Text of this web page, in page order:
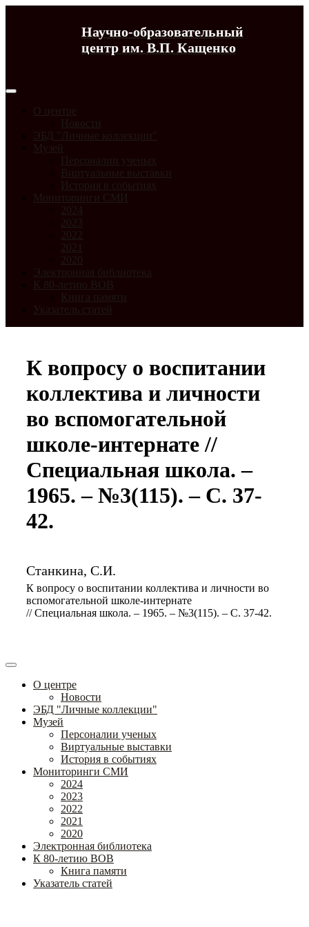
Научно-образовательный
центр им. В.П. Кащенко
О центре
Новости
ЭБД "Личные коллекции"
Музей
Персоналии ученых
Виртуальные выставки
История в событиях
Мониторинги СМИ
2024
2023
2022
2021
2020
Электронная библиотека
К 80-летию ВОВ
Книга памяти
Указатель статей
К вопросу о воспитании
коллектива и личности
во вспомогательной
школе-интернате //
Специальная школа. –
1965. – №3(115). – С. 37-
42.
Станкина, С.И.
К вопросу о воспитании коллектива и личности во
вспомогательной школе-интернате
// Специальная школа. – 1965. – №3(115). – С. 37-42.
О центре
Новости
ЭБД "Личные коллекции"
Музей
Персоналии ученых
Виртуальные выставки
История в событиях
Мониторинги СМИ
2024
2023
2022
2021
2020
Электронная библиотека
К 80-летию ВОВ
Книга памяти
Указатель статей